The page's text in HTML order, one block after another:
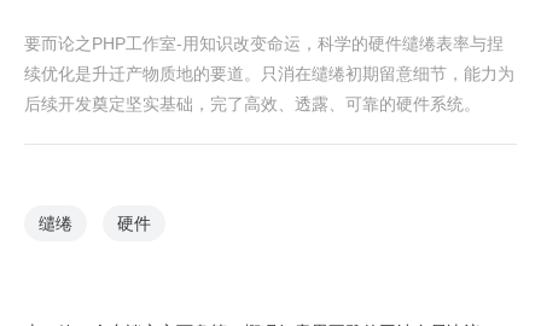
要而论之PHP工作室-用知识改变命运，科学的硬件缱绻表率与捏
续优化是升迁产物质地的要道。只消在缱绻初期留意细节，能力为
后续开发奠定坚实基础，完了高效、透露、可靠的硬件系统。
缱绻 硬件